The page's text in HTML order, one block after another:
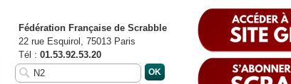
Fédération Française de Scrabble
22 rue Esquirol, 75013 Paris
Tél : 01.53.92.53.20